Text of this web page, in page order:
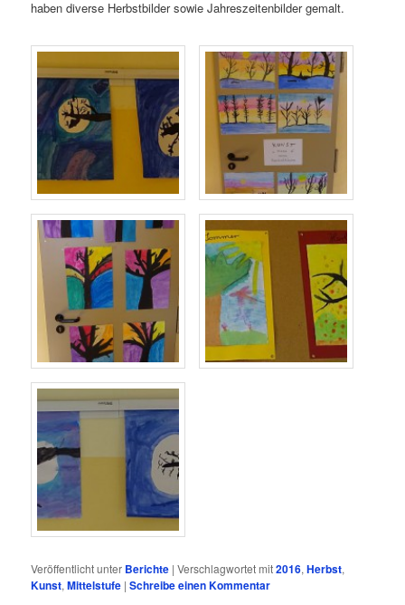
haben diverse Herbstbilder sowie Jahreszeitenbilder gemalt.
Veröffentlicht unter Berichte |Verschlagwortet mit2016,Herbst,
Kunst,Mittelstufe |Schreibe einen Kommentar